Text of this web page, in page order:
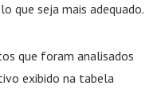
que seja mais adequado.
que foram analisados
exibido na tabela